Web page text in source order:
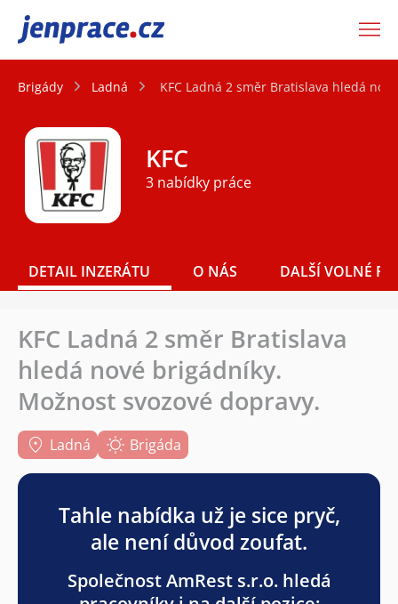
JenPráce.cz
Brigády Ladná KFC Ladná 2 směr Bratislava hledá
KFC
3 nabídky práce
DETAIL INZERÁTU O NÁS DALŠÍ VOLNÉ
KFC Ladná 2 směr Bratislava
hledá nové brigádníky.
Možnost svozové dopravy.
Ladná Brigáda
Tahle nabídka už je sice pryč,
ale není důvod zoufat.
Společnost AmRest s.r.o. hledá